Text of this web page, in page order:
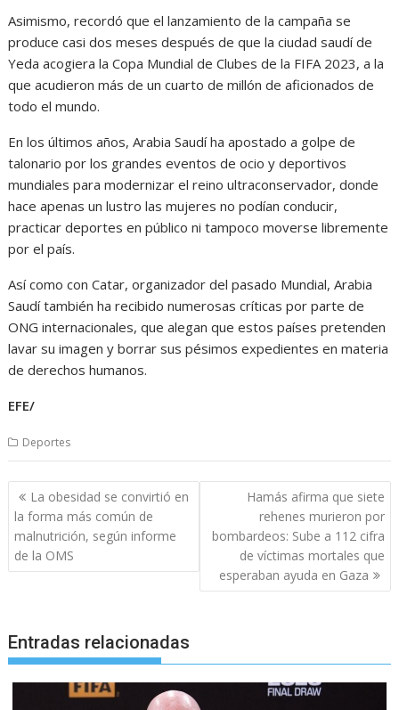
Asimismo, recordó que el lanzamiento de la campaña se
produce casi dos meses después de que la ciudad saudí de
Yeda acogiera la Copa Mundial de Clubes de la FIFA 2023, a la
que acudieron más de un cuarto de millón de aficionados de
todo el mundo.
En los últimos años, Arabia Saudí ha apostado a golpe de
talonario por los grandes eventos de ocio y deportivos
mundiales para modernizar el reino ultraconservador, donde
hace apenas un lustro las mujeres no podían conducir,
practicar deportes en público ni tampoco moverse libremente
por el país.
Así como con Catar, organizador del pasado Mundial, Arabia
Saudí también ha recibido numerosas críticas por parte de
ONG internacionales, que alegan que estos países pretenden
lavar su imagen y borrar sus pésimos expedientes en materia
de derechos humanos.
EFE/
Deportes
Navegación
de
entradas
La obesidad se convirtió en
la forma más común de
malnutrición, según informe
de la OMS
Hamás afirma que siete
rehenes murieron por
bombardeos: Sube a 112 cifra
de víctimas mortales que
esperaban ayuda en Gaza
Entradas relacionadas